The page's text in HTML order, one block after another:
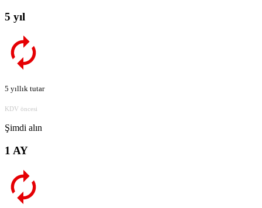
5 yıl
5 yıllık tutar
KDV öncesi
Şimdi alın
1 AY